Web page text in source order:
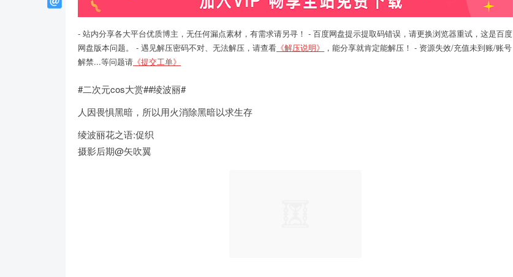
- 站内分享各大平台优质博主，无任何漏点素材，有需求请另寻！ - 百度网盘提示提取码错误，请更换浏览器重试，这是百度
网盘版本问题。 - 遇见解压密码不对、无法解压，请查看 《解压说明》
，能分享就肯定能解压！ - 资源失效/充值未到账/账号
解禁...等问题请 《提交工单》
#二次元cos大赏##绫波丽#
人因畏惧黑暗，所以用火消除黑暗以求生存
绫波丽花之语:促织
摄影后期@矢吹翼